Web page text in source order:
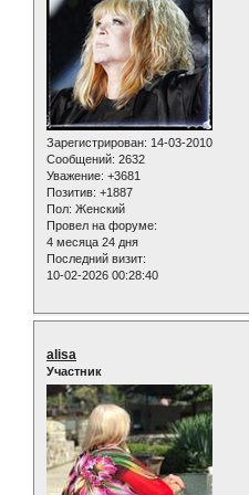
Зарегистрирован: 14-03-2010
Сообщений: 2632
Уважение: +3681
Позитив: +1887
Пол: Женский
Провел на форуме:
4 месяца 24 дня
Последний визит:
10-02-2026 00:28:40
alisa
Участник